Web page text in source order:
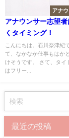
アナ
アナウンサー志望
くタイミング！
こんにちは。石川奈津紀
て、なかなか仕事もはか
けそうです。 さて、タイ
はフリー...
最近の投稿